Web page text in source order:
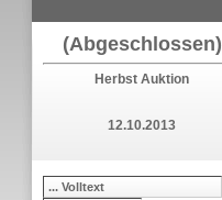
(Abgeschlossen)
Herbst Auktion
12.10.2013